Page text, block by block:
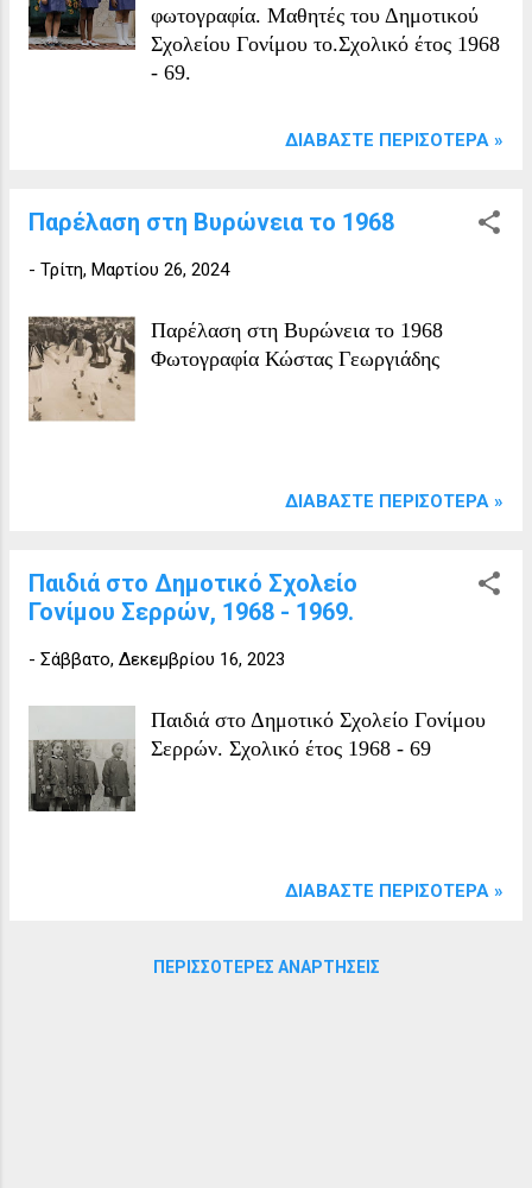
τοῦ ἀποβιώσαντο...
καθηγητής στο Πανεπιστήμιο
Θεσσαλονίκης από το 1942 και ήταν
αντεπιστέλλον μέλος πολλών
και της Ακαδημίας Αθηνών. Επιπλέον,
της Ιατρικής Εταιρείας Θεσσαλονίκης
και Σερρών, και Πρόεδρος του
Ελληνικού Ερυθρού Σταυρού
μαρτυρούν τη σημαντική του συμβολή
στην ιατρική επιστήμη και την κοινωνία.
φωτογραφία. Μαθητές του Δημοτικού
Σχολείου Γονίμου το.Σχολικό έτος 1968
- 69.
ΔΙΑΒΆΣΤΕ ΠΕΡΙΣΌΤΕΡΑ »
Παρέλαση στη Βυρώνεια το 1968
- Τρίτη, Μαρτίου 26, 2024
Παρέλαση στη Βυρώνεια το 1968
Φωτογραφία Κώστας Γεωργιάδης
ΔΙΑΒΆΣΤΕ ΠΕΡΙΣΌΤΕΡΑ »
Παιδιά στο Δημοτικό Σχολείο
Γονίμου Σερρών, 1968 - 1969.
- Σάββατο, Δεκεμβρίου 16, 2023
Παιδιά στο Δημοτικό Σχολείο Γονίμου
Σερρών. Σχολικό έτος 1968 - 69
ΔΙΑΒΆΣΤΕ ΠΕΡΙΣΌΤΕΡΑ »
ΠΕΡΙΣΣΌΤΕΡΕΣ ΑΝΑΡΤΉΣΕΙΣ